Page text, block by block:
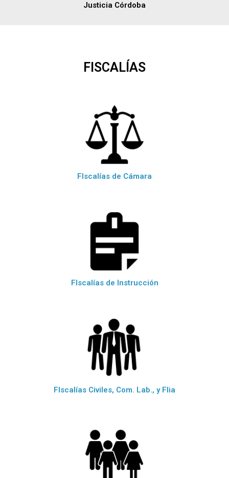
Justicia Córdoba
FISCALÍAS
FIscalías de Cámara
FIscalías de Instrucción
FIscalías Civiles, Com. Lab., y Flia